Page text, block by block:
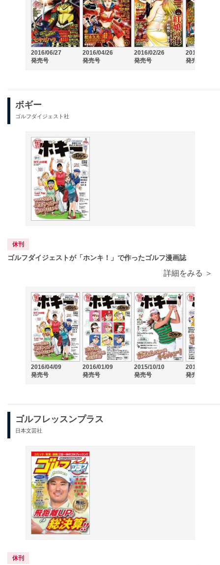
2016/06/27
発売号
2016/04/26
発売号
2016/02/26
発売号
2015/12/26
発売号
ボギー
ゴルフダイジェスト社
休刊
ゴルフダイジェストが「ホンキ！」で作ったゴルフ漫画誌
詳細をみる ＞
2016/04/09
発売号
2016/01/09
発売号
2015/10/10
発売号
2015/07/10
発売号
ゴルフレッスンプラス
日本文芸社
休刊